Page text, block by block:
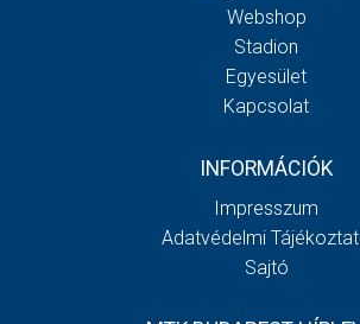
Webshop
Stadion
Egyesület
Kapcsolat
INFORMÁCIÓK
Impresszum
Adatvédelmi
Sajtó